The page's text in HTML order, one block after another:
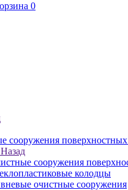
0
сооружения
Назад
сооружения
колодцы
очистные сооружения